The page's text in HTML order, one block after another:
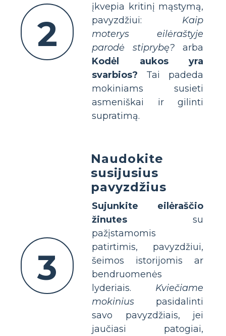
2
įkvepia kritinį mąstymą,
pavyzdžiui: Kaip
moterys eilėraštyje
parodė stiprybę? arba
Kodėl aukos yra
svarbios? Tai padeda
mokiniams susieti
asmeniškai ir gilinti
supratimą.
3
Naudokite
susijusius
pavyzdžius
Sujunkite eilėraščio
žinutes su
pažįstamomis
patirtimis, pavyzdžiui,
šeimos istorijomis ar
bendruomenės
lyderiais. Kviečiame
mokinius pasidalinti
savo pavyzdžiais, jei
jaučiasi patogiai,